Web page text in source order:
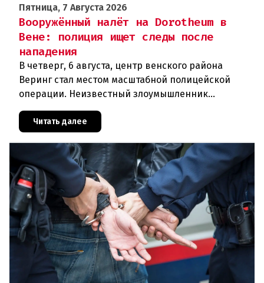
Пятница, 7 Августа 2026
Вооружённый налёт на Dorotheum в
Вене: полиция ищет следы после
нападения
В четверг, 6 августа, центр венского района
Веринг стал местом масштабной полицейской
операции. Неизвестный злоумышленник
совершил вооружённое нападение на филиал
знаменитого аукционного дома Dorotheu
Читать далее